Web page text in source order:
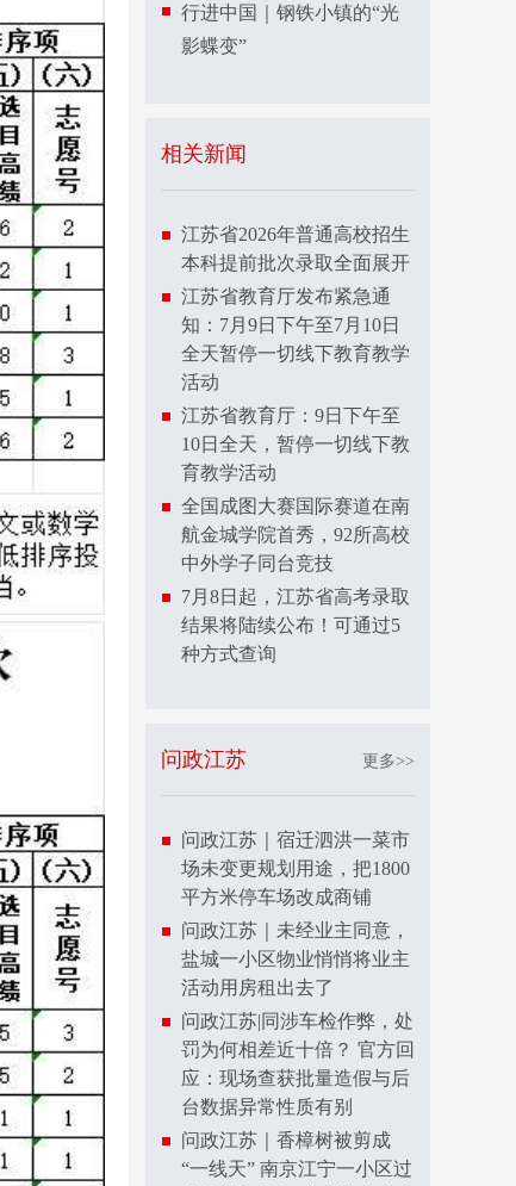
行进中国｜钢铁小镇的“光
影蝶变”
相关新闻
江苏省2026年普通高校招生
本科提前批次录取全面展开
江苏省教育厅发布紧急通
知：7月9日下午至7月10日
全天暂停一切线下教育教学
活动
江苏省教育厅：9日下午至
10日全天，暂停一切线下教
育教学活动
全国成图大赛国际赛道在南
航金城学院首秀，92所高校
中外学子同台竞技
7月8日起，江苏省高考录取
结果将陆续公布！可通过5
种方式查询
问政江苏 更多>>
问政江苏｜宿迁泗洪一菜市
场未变更规划用途，把1800
平方米停车场改成商铺
问政江苏｜未经业主同意，
盐城一小区物业悄悄将业主
活动用房租出去了
问政江苏|同涉车检作弊，处
罚为何相差近十倍？ 官方回
应：现场查获批量造假与后
台数据异常性质有别
问政江苏｜香樟树被剪成
“一线天” 南京江宁一小区过